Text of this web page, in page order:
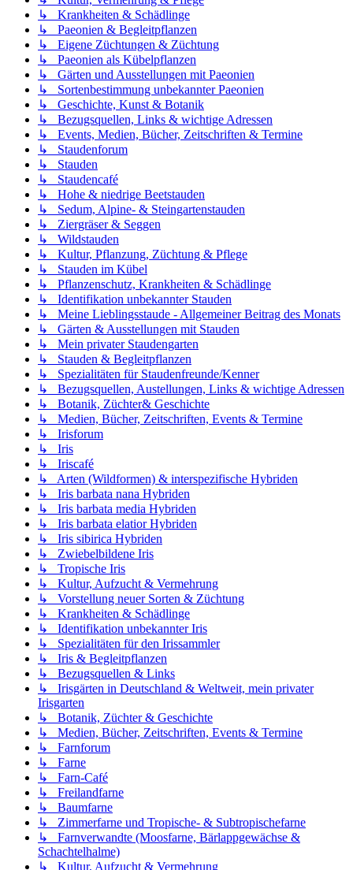
↳ Krankheiten & Schädlinge
↳ Paeonien & Begleitpflanzen
↳ Eigene Züchtungen & Züchtung
↳ Paeonien als Kübelpflanzen
↳ Gärten und Ausstellungen mit Paeonien
↳ Sortenbestimmung unbekannter Paeonien
↳ Geschichte, Kunst & Botanik
↳ Bezugsquellen, Links & wichtige Adressen
↳ Events, Medien, Bücher, Zeitschriften & Termine
↳ Staudenforum
↳ Stauden
↳ Staudencafé
↳ Hohe & niedrige Beetstauden
↳ Sedum, Alpine- & Steingartenstauden
↳ Ziergräser & Seggen
↳ Wildstauden
↳ Kultur, Pflanzung, Züchtung & Pflege
↳ Stauden im Kübel
↳ Pflanzenschutz, Krankheiten & Schädlinge
↳ Identifikation unbekannter Stauden
↳ Meine Lieblingsstaude - Allgemeiner Beitrag des Monats
↳ Gärten & Ausstellungen mit Stauden
↳ Mein privater Staudengarten
↳ Stauden & Begleitpflanzen
↳ Spezialitäten für Staudenfreunde/Kenner
↳ Bezugsquellen, Austellungen, Links & wichtige Adressen
↳ Botanik, Züchter& Geschichte
↳ Medien, Bücher, Zeitschriften, Events & Termine
↳ Irisforum
↳ Iris
↳ Iriscafé
↳ Arten (Wildformen) & interspezifische Hybriden
↳ Iris barbata nana Hybriden
↳ Iris barbata media Hybriden
↳ Iris barbata elatior Hybriden
↳ Iris sibirica Hybriden
↳ Zwiebelbildene Iris
↳ Tropische Iris
↳ Kultur, Aufzucht & Vermehrung
↳ Vorstellung neuer Sorten & Züchtung
↳ Krankheiten & Schädlinge
↳ Identifikation unbekannter Iris
↳ Spezialitäten für den Irissammler
↳ Iris & Begleitpflanzen
↳ Bezugsquellen & Links
↳ Irisgärten in Deutschland & Weltweit, mein privater
Irisgarten
↳ Botanik, Züchter & Geschichte
↳ Medien, Bücher, Zeitschriften, Events & Termine
↳ Farnforum
↳ Farne
↳ Farn-Café
↳ Freilandfarne
↳ Baumfarne
↳ Zimmerfarne und Tropische- & Subtropischefarne
↳ Farnverwandte (Moosfarne, Bärlappgewächse &
Schachtelhalme)
↳ Kultur, Aufzucht & Vermehrung